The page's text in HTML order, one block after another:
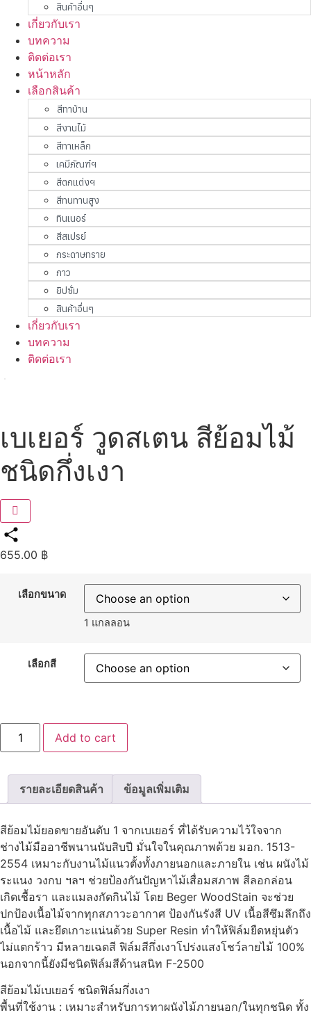
สินค้าอื่นๆ
เกี่ยวกับเรา
บทความ
ติดต่อเรา
หน้าหลัก
เลือกสินค้า
สีทาบ้าน
สีงานไม้
สีทาเหล็ก
เคมีภัณฑ์ฯ
สีตกแต่งฯ
สีทนทานสูง
ทินเนอร์
สีสเปรย์
กระดาษทราย
กาว
ยิปซั่ม
สินค้าอื่นๆ
เกี่ยวกับเรา
บทความ
ติดต่อเรา
เบเยอร์ วูดสเตน สีย้อมไม้
ชนิดกึ่งเงา
Share
655.00 ฿
เลือกขนาด
1 แกลลอน
เลือกสี
เบ
ร์
เตน
ไม้
กึ่ง
เงา
quantity
Add to cart
รายละเอียดสินค้า ข้อมูลเพิ่มเติม
สีย้อมไม้ยอดขายอันดับ 1 จากเบเยอร์ ที่ได้รับความไว้ใจจาก
ช่างไม้มืออาชีพนานนับสิบปี มั่นใจในคุณภาพด้วย มอก. 1513-
2554 เหมาะกับงานไม้แนวตั้งทั้งภายนอกและภายใน เช่น ผนังไม้
ระแนง วงกบ ฯลฯ ช่วยป้องกันปัญหาไม้เสื่อมสภาพ สีลอกล่อน
เกิดเชื้อรา และแมลงกัดกินไม้ โดย Beger WoodStain จะช่วย
ปกป้องเนื้อไม้จากทุกสภาวะอากาศ ป้องกันรังสี UV เนื้อสีซึมลึกถึง
เนื้อไม้ และยึดเกาะแน่นด้วย Super Resin ทำให้ฟิล์มยืดหยุ่นตัว
ไม่แตกร้าว มีหลายเฉดสี ฟิล์มสีกึ่งเงาโปร่งแสงโชว์ลายไม้ 100%
นอกจากนี้ยังมีชนิดฟิล์มสีด้านสนิท F-2500
สีย้อมไม้เบเยอร์ ชนิดฟิล์มกึ่งเงา
พื้นที่ใช้งาน : เหมาะสำหรับการทาผนังไม้ภายนอก/ในทุกชนิด ทั้ง